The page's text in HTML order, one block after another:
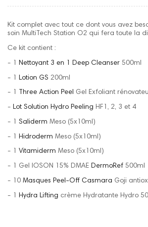
Kit complet avec tout ce dont vous avez
soin MultiTech Station O2 qui fera toute la
Ce kit contient :
- 1 Nettoyant 3 en 1 Deep Cleanser 500ml
- 1 Lotion GS 200ml
- 1 Three Action Peel Gel Exfoliant
- Lot Solution Hydro Peeling HF1, 2, 3 et 4
- 1 Saliderm Meso (5x10ml)
- 1 Hidroderm Meso (5x10ml)
- 1 Vitamiderm Meso (5x10ml)
- 1 Gel IOSON 15% DMAE DermoRef 500ml
- 10 Masques Peel-Off Casmara Goji
- 1 Hydra Lifting crème Hydratante Hydro